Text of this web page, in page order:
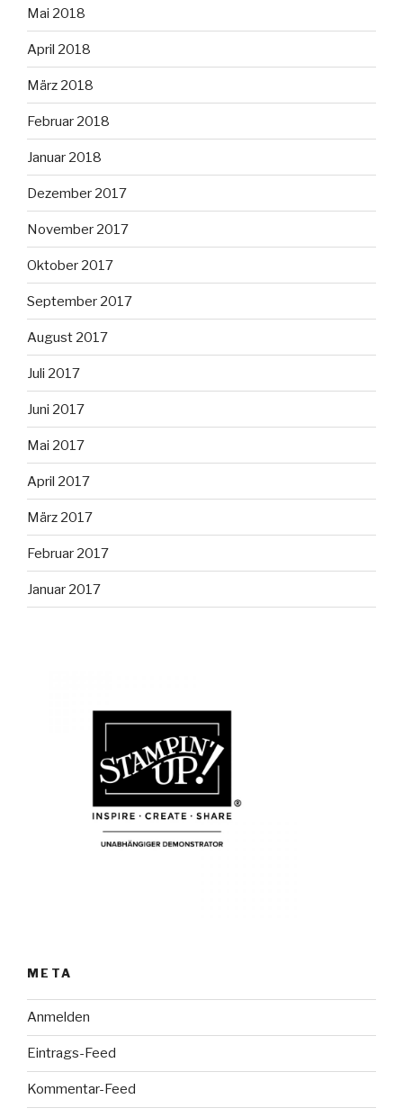
Mai 2018
April 2018
März 2018
Februar 2018
Januar 2018
Dezember 2017
November 2017
Oktober 2017
September 2017
August 2017
Juli 2017
Juni 2017
Mai 2017
April 2017
März 2017
Februar 2017
Januar 2017
META
Anmelden
Eintrags-Feed
Kommentar-Feed